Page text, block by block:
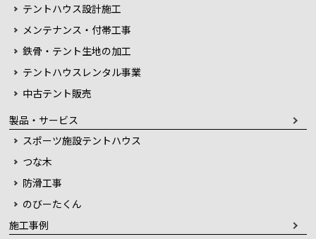
テントハウス設計施工
メンテナンス・付帯工事
鉄骨・テント生地の加工
テントハウスレンタル事業
中古テント販売
製品・サービス
スポーツ施設テントハウス
つな木
防滑工事
のびーたくん
施工事例